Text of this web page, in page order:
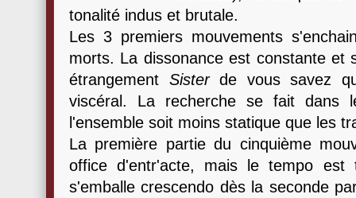
tonalité indus et brutale.
Les 3 premiers mouvements
morts. La dissonance est constante et
étrangement Sisterde vous savez
viscéral. La recherche se fait dans
l'ensemble soit moins statique que les
La première partie du cinquième
office d'entr'acte, mais le tempo est
s'emballe crescendo dès la seconde